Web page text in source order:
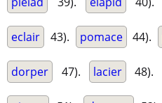
eclair 43). pomace 44).
dorper 47). lacier 48).